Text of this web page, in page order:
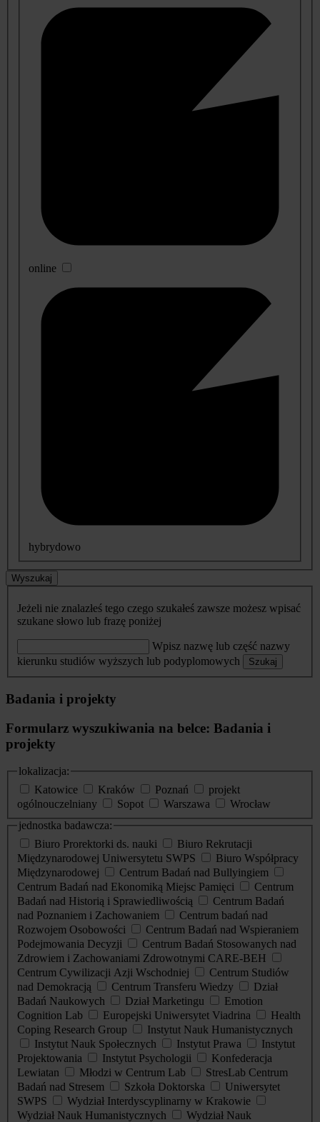
online
hybrydowo
Wyszukaj
Jeżeli nie znalazłeś tego czego szukałeś zawsze możesz wpisać
szukane słowo lub frazę poniżej
Wpisz nazwę lub część nazwy
kierunku studiów wyższych lub podyplomowych
Szukaj
Badania i projekty
Formularz wyszukiwania na belce: Badania i
projekty
lokalizacja:
Katowice
Kraków Poznań
projekt
ogólnouczelniany
Sopot Warszawa
Wrocław
jednostka badawcza:
Biuro Prorektorki ds. nauki
Biuro Rekrutacji
Międzynarodowej Uniwersytetu SWPS
Biuro Współpracy
Międzynarodowej
Centrum Badań nad Bullyingiem
Centrum Badań nad Ekonomiką Miejsc Pamięci
Centrum
Badań nad Historią i Sprawiedliwością
Centrum Badań
nad Poznaniem i Zachowaniem
Centrum badań nad
Rozwojem Osobowości
Centrum Badań nad Wspieraniem
Podejmowania Decyzji
Centrum Badań Stosowanych nad
Zdrowiem i Zachowaniami Zdrowotnymi CARE-BEH
Centrum Cywilizacji Azji Wschodniej
Centrum Studiów
nad Demokracją
Centrum Transferu Wiedzy
Dział
Badań Naukowych
Dział Marketingu
Emotion
Cognition Lab
Europejski Uniwersytet Viadrina
Health
Coping Research Group
Instytut Nauk Humanistycznych
Instytut Nauk Społecznych
Instytut Prawa
Instytut
Projektowania
Instytut Psychologii
Konfederacja
Lewiatan
Młodzi w Centrum Lab
StresLab Centrum
Badań nad Stresem
Szkoła Doktorska
Uniwersytet
SWPS
Wydział Interdyscyplinarny w Krakowie
Wydział Nauk Humanistycznych
Wydział Nauk